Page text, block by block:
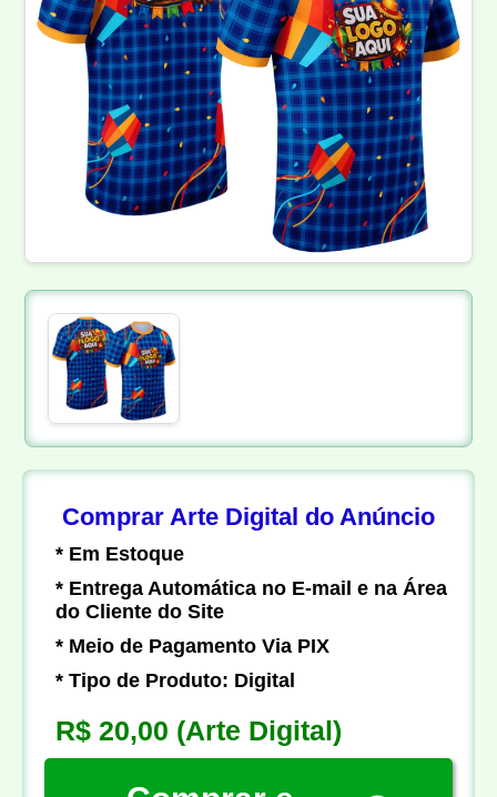
Comprar Arte Digital do Anúncio
* Em Estoque
* Entrega Automática no E-mail e na Área
do Cliente do Site
* Meio de Pagamento Via PIX
* Tipo de Produto: Digital
R$ 20,00 (Arte Digital)